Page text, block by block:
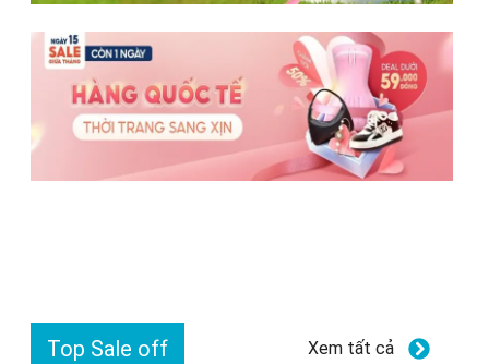
Top Sale off Xem tất cả